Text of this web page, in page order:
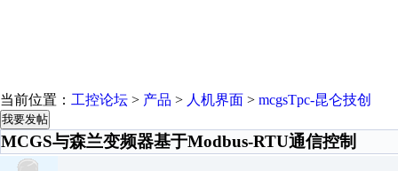
当前位置： 工控论坛 > 产品 > 人机界面 > mcgsTpc-昆仑技创
我要发帖
MCGS与森兰变频器基于Modbus-RTU通信控制